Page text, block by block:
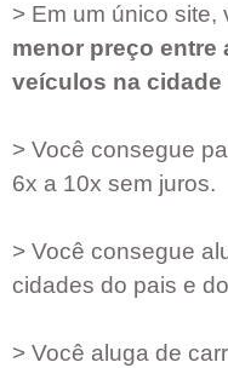
> Em um único site,
menor preço entre
veículos na cidade
> Você consegue
6x a 10x sem juros.
> Você consegue
cidades do pais e
> Você aluga de